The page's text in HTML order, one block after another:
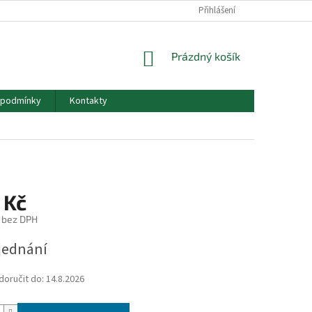
Přihlášení
NÁKUPNÍ
Prázdný košík
Kontakty
DPH
do: 14.8.2026